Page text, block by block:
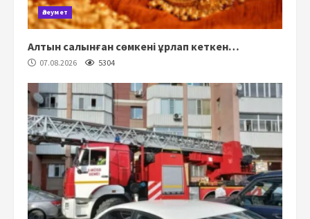
Әлеумет
Алтын салынған сөмкені ұрлап кеткен…
07.08.2026 5304